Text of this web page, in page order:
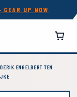
UP NOW
ENGELBERT TEN